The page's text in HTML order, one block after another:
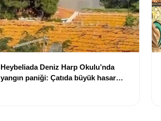
Heybeliada Deniz Harp Okulu’nda
yangın paniği: Çatıda büyük hasar